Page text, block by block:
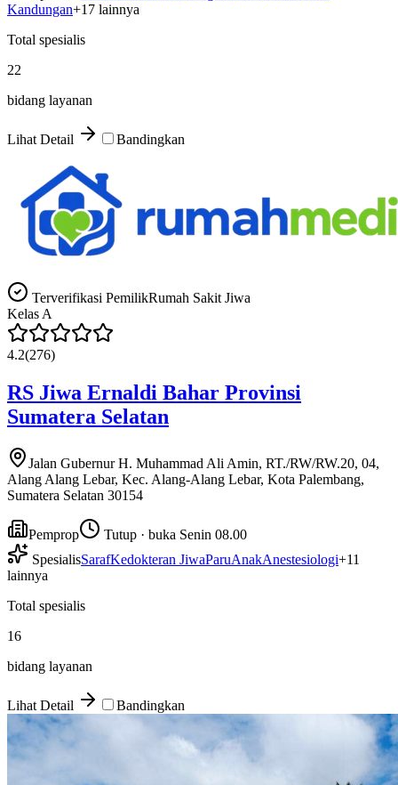
Kandungan+17 lainnya
Total spesialis
22
bidang layanan
Lihat Detail Bandingkan
Terverifikasi PemilikRumah Sakit Jiwa
Kelas A
4.2(276)
RS Jiwa Ernaldi Bahar Provinsi
Sumatera Selatan
Jalan Gubernur H. Muhammad Ali Amin, RT./RW/RW.20, 04,
Alang Alang Lebar, Kec. Alang-Alang Lebar, Kota Palembang,
Sumatera Selatan 30154
Pemprop
Tutup · buka Senin 08.00
SpesialisSarafKedokteran JiwaParuAnakAnestesiologi+11
lainnya
Total spesialis
16
bidang layanan
Lihat Detail Bandingkan